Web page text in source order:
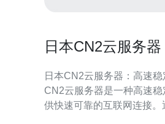
日本CN2云服务
日本CN2云服务器：高速稳定
CN2云服务器是一种高速
供快速可靠的互联网连接